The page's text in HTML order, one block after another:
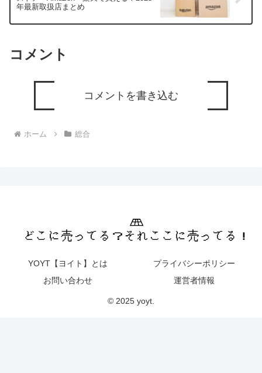
年最新取扱店まとめ
コメント
コメントを書き込む
ホーム 総合
YOYT【ヨイト】とは
プライバシーポリシー
お問い合わせ
運営者情報
© 2025 yoyt.